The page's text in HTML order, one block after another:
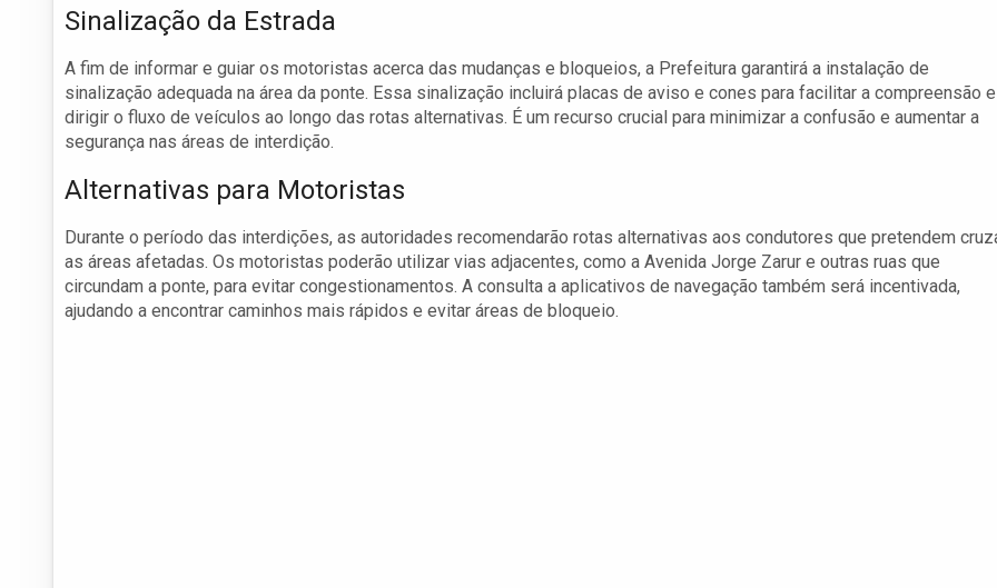
Sinalização da Estrada
A fim de informar e guiar os motoristas acerca das mudanças e bloqueios, a Prefeitura garantirá a instalação de
sinalização adequada na área da ponte. Essa sinalização incluirá placas de aviso e cones para facilitar a compreensão e
dirigir o fluxo de veículos ao longo das rotas alternativas. É um recurso crucial para minimizar a confusão e aumentar a
segurança nas áreas de interdição.
Alternativas para Motoristas
Durante o período das interdições, as autoridades recomendarão rotas alternativas aos condutores que pretendem
as áreas afetadas. Os motoristas poderão utilizar vias adjacentes, como a Avenida Jorge Zarur e outras ruas que
circundam a ponte, para evitar congestionamentos. A consulta a aplicativos de navegação também será incentivada,
ajudando a encontrar caminhos mais rápidos e evitar áreas de bloqueio.